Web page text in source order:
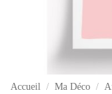
Accueil / Ma Déco /